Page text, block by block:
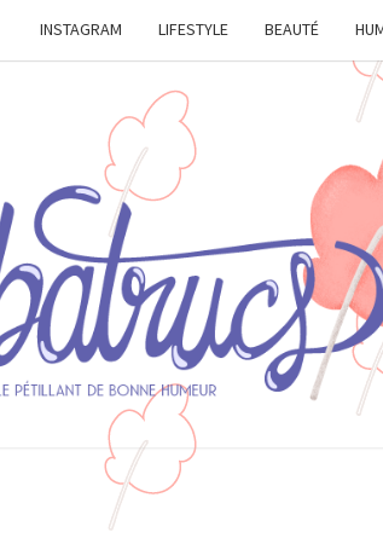
INSTAGRAM LIFESTYLE BEAUTÉ
Blog
Lifestyle
Pétillant
De
Bonne
Humeur.